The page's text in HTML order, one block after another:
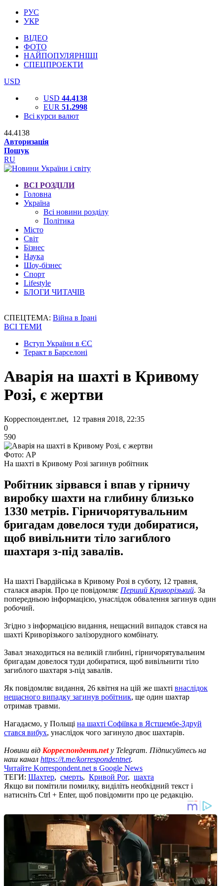
РУС
УКР
ВІДЕО
ФОТО
НАЙПОПУЛЯРНІШІ
СПЕЦПРОЕКТИ
USD
USD 44.4138
EUR 51.2998
Всі курси валют
44.4138
Авторизація
Пошук
RU
ВСІ РОЗДІЛИ
Головна
Україна
Всі новини розділу
Політика
Місто
Світ
Бізнес
Наука
Шоу-бізнес
Спорт
Lifestyle
БЛОГИ ЧИТАЧІВ
СПЕЦТЕМА: Війна в Ірані
ВСІ ТЕМИ
Вступ України в ЄС
Теракт в Барселоні
Аварія на шахті в Кривому
Розі, є жертви
Корреспондент.net, 12 травня 2018, 22:35
0
590
Фото: АР
На шахті в Кривому Розі загинув робітник
Робітник зірвався і впав у гірничу
виробку шахти на глибину близько
1330 метрів. Гірничорятувальним
бригадам довелося туди добиратися,
щоб вивільнити тіло загиблого
шахтаря з-під завалів.
На шахті Гвардійська в Кривому Розі в суботу, 12 травня,
сталася аварія. Про це повідомляє Перший Криворізький. За
попередньою інформацією, унаслідок обвалення загинув один
робочий.
Згідно з інформацією видання, нещасний випадок стався на
шахті Криворізького залізорудного комбінату.
Завал знаходиться на великій глибині, гірничорятувальним
бригадам довелося туди добиратися, щоб вивільнити тіло
загиблого шахтаря з-під завалів.
Як повідомляє видання, 26 квітня на цій же шахті внаслідок
нещасного випадку загинув робітник, ще один шахтар
отримав травми.
Нагадаємо, у Польщі на шахті Софіївка в Ястшембе-Здруй
стався вибух, унаслідок чого загинуло двоє шахтарів.
Новини від Корреспондент.netу Telegram. Підписуйтесь на
наш канал https://t.me/korrespondentnet.
Читайте Korrespondent.net в Google News
ТЕГИ: Шахтер, смерть, Кривой Рог, шахта
Якщо ви помітили помилку, виділіть необхідний текст і
натисніть Ctrl + Enter, щоб повідомити про це редакцію.